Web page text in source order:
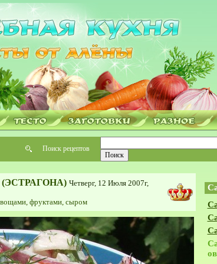
Поиск рецептов
Четверг, 12 Июля 2007г,
фруктами, сыром